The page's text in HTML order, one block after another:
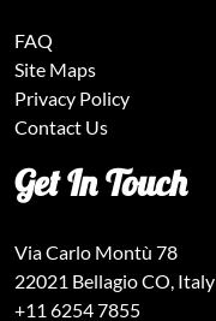
FAQ
Site Maps
Privacy Policy
Contact Us
Get In Touch
Via Carlo Montù 78
22021 Bellagio CO, Italy
+11 6254 7855